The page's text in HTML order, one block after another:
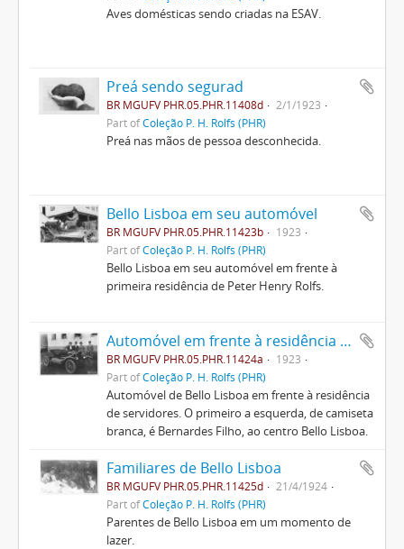
Aves domésticas sendo criadas na ESAV.
Preá sendo segurad
BR MGUFV PHR.05.PHR.11408d
2/1/1923
Part ofColeção P. H. Rolfs (PHR)
Preá nas mãos de pessoa desconhecida.
Bello Lisboa em seu automóvel
BR MGUFV PHR.05.PHR.11423b
1923
Part ofColeção P. H. Rolfs (PHR)
Bello Lisboa em seu automóvel em frente à
primeira residência de Peter Henry Rolfs.
Automóvel em frente à residência de servidores
BR MGUFV PHR.05.PHR.11424a
1923
Part ofColeção P. H. Rolfs (PHR)
Automóvel de Bello Lisboa em frente à residência
de servidores. O primeiro a esquerda, de camiseta
branca, é Bernardes Filho, ao centro Bello Lisboa.
Familiares de Bello Lisboa
BR MGUFV PHR.05.PHR.11425d
21/4/1924
Part ofColeção P. H. Rolfs (PHR)
Parentes de Bello Lisboa em um momento de
lazer.